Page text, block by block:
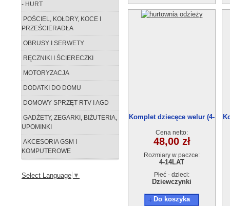
- HURT
POŚCIEL, KOŁDRY, KOCE I
PRZEŚCIERADŁA
OBRUSY I SERWETY
RĘCZNIKI I ŚCIERECZKI
MOTORYZACJA
DODATKI DO DOMU
DOMOWY SPRZĘT RTV I AGD
GADŻETY, ZEGARKI, BIŻUTERIA,
UPOMINKI
AKCESORIA GSM I
KOMPUTEROWE
Select Language ▼
Komplet dziecęce welur (4-
Cena netto:
48,00 zł
Rozmiary w paczce:
4-14LAT
Płeć - dzieci:
Dziewczynki
Do koszyka